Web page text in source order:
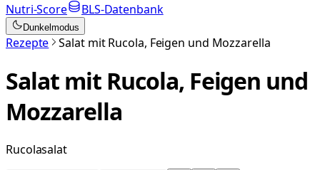
Nutri-Score
BLS-Datenbank
Dunkelmodus
Rezepte Salat mit Rucola, Feigen und Mozzarella
Salat mit Rucola, Feigen und
Mozzarella
Rucolasalat